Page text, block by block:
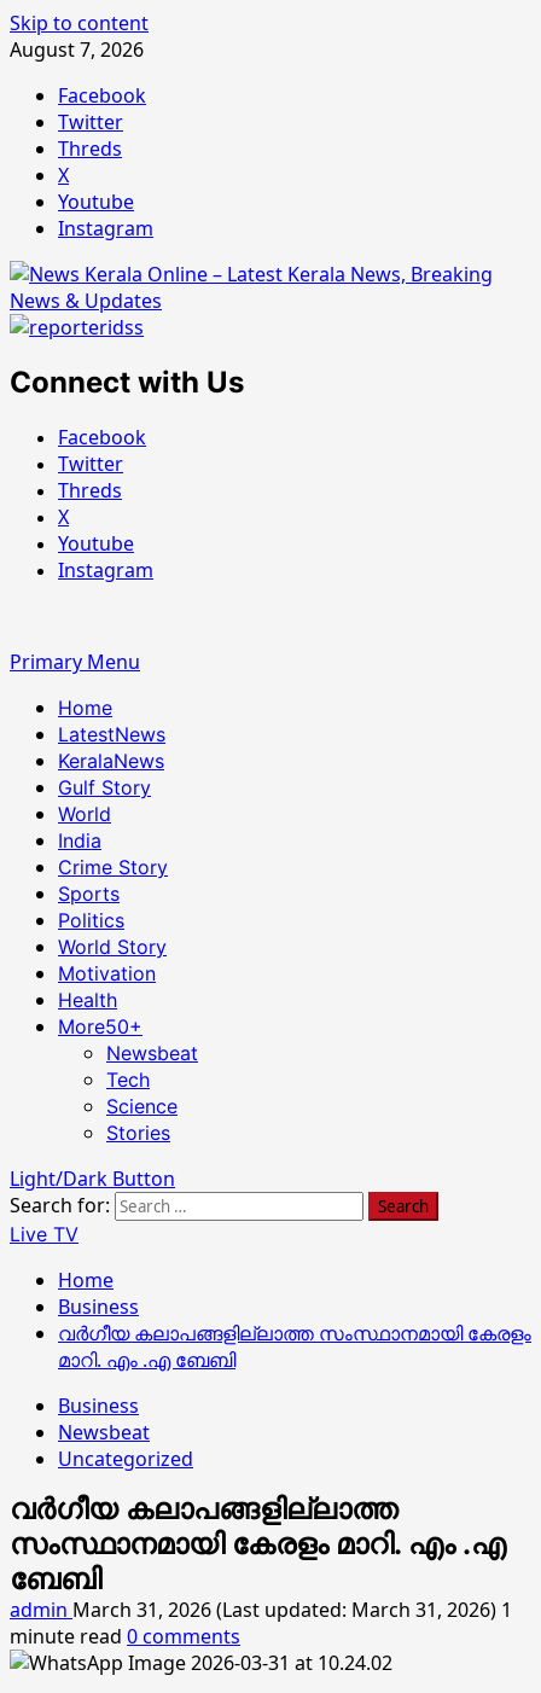
Skip to content
August 7, 2026
Facebook
Twitter
Threds
X
Youtube
Instagram
Connect with Us
Facebook
Twitter
Threds
X
Youtube
Instagram
Primary Menu
Home
LatestNews
KeralaNews
Gulf Story
World
India
Crime Story
Sports
Politics
World Story
Motivation
Health
More50+
Newsbeat
Tech
Science
Stories
Light/Dark Button
Search for:
Live TV
Home
Business
വർഗീയ കലാപങ്ങളില്ലാത്ത സംസ്ഥാനമായി കേരളം
മാറി. എം .എ ബേബി
Business
Newsbeat
Uncategorized
വർഗീയ കലാപങ്ങളില്ലാത്ത
സംസ്ഥാനമായി കേരളം മാറി. എം .എ
ബേബി
admin March 31, 2026 (Last updated: March 31, 2026) 1
minute read 0 comments